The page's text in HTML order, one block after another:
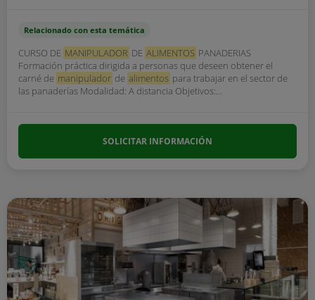
Relacionado con esta temática
CURSO DE MANIPULADOR DE ALIMENTOS PANADERIAS
Formación práctica dirigida a personas que deseen obtener el
carné de manipulador de alimentos para trabajar en el sector de
las panaderías Modalidad: A distancia Objetivos:...
SOLICITAR INFORMACIÓN